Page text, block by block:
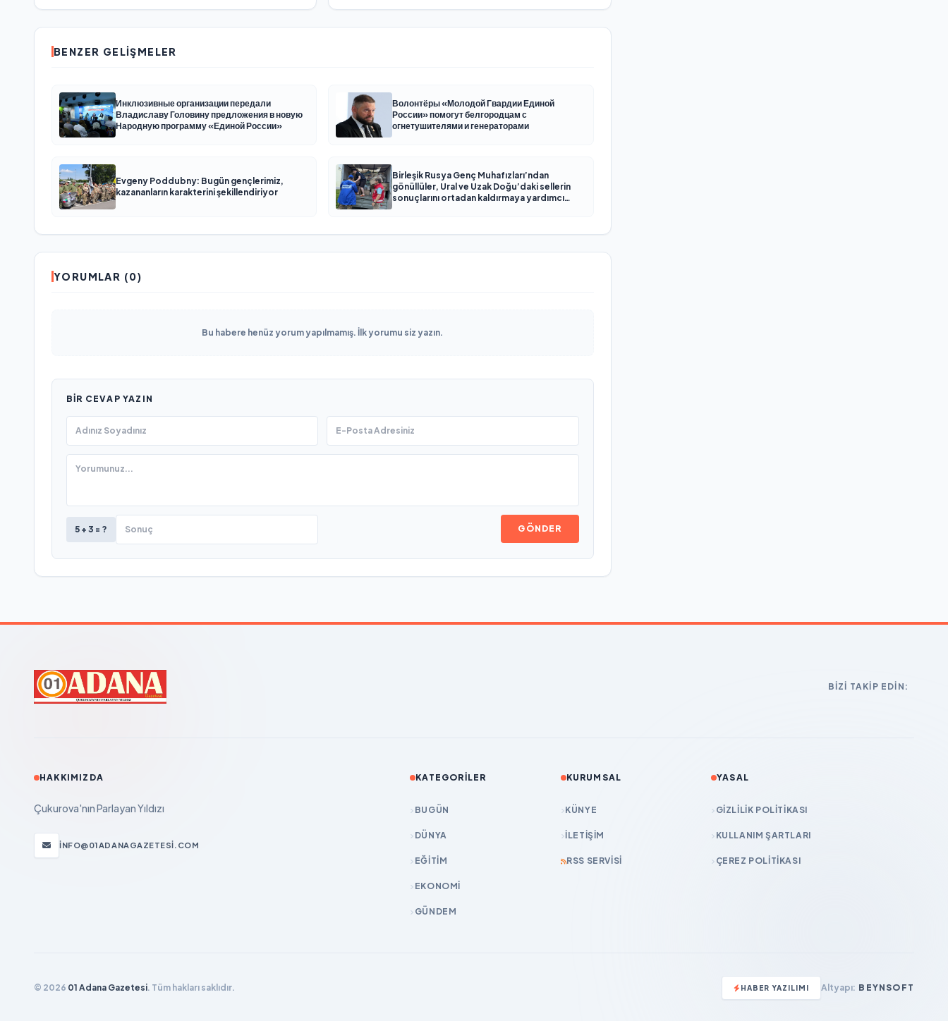
BENZER GELIŞMELER
Инклюзивные организации передали
Владиславу Головину предложения в новую
Народную программу «Единой России»
Волонтёры «Молодой Гвардии Единой
России» помогут белгородцам с
огнетушителями и генераторами
Evgeny Poddubny: Bugün gençlerimiz,
kazananların karakterini şekillendiriyor
Birleşik Rusya Genç Muhafızları’ndan
gönüllüler, Ural ve Uzak Doğu’daki sellerin
sonuçlarını ortadan kaldırmaya yardımcı
YORUMLAR (0)
Bu habere henüz yorum yapılmamış. İlk yorumu siz yazın.
BIR CEVAP YAZIN
5 + 3 = ? GÖNDER
BIZI TAKIP EDIN:
HAKKIMIZDA
Çukurova'nın Parlayan Yıldızı
INFO@01ADANAGAZETESI.COM
KATEGORILER
BUGÜN
DÜNYA
EĞİTİM
EKONOMİ
GÜNDEM
KURUMSAL
KÜNYE
İLETIŞIM
RSS SERVISI
YASAL
GIZLILIK POLITIKASI
KULLANIM ŞARTLARI
ÇEREZ POLITIKASI
© 2026 01 Adana Gazetesi. Tüm hakları saklıdır. HABER YAZILIMI Altyapı: BEYNSOFT